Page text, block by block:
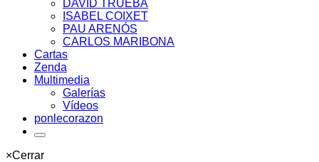
DAVID TRUEBA
ISABEL COIXET
PAU ARENÓS
CARLOS MARIBONA
Cartas
Zenda
Multimedia
Galerías
Vídeos
ponlecorazon
×Cerrar